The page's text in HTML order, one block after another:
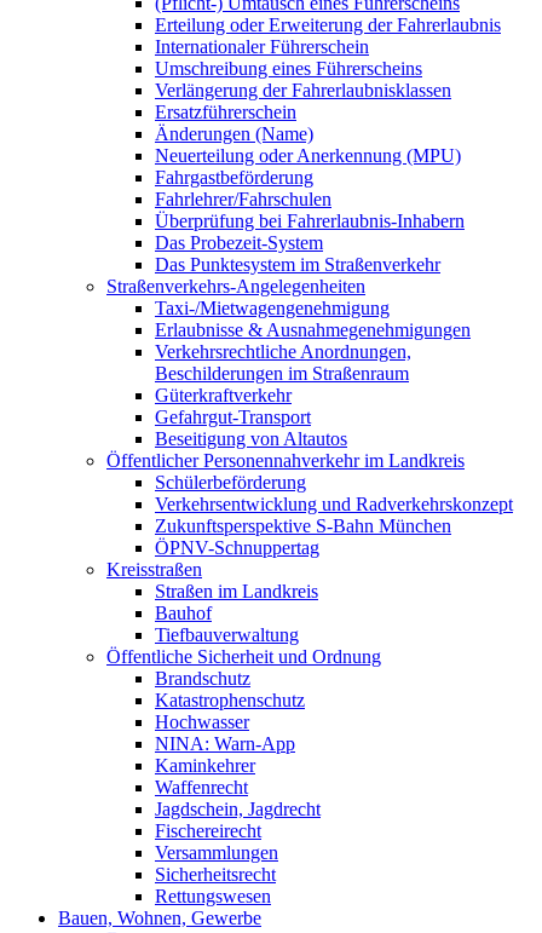
Erteilung oder Erweiterung der Fahrerlaubnis
Internationaler Führerschein
Umschreibung eines Führerscheins
Verlängerung der Fahrerlaubnisklassen
Ersatzführerschein
Änderungen (Name)
Neuerteilung oder Anerkennung (MPU)
Fahrgastbeförderung
Fahrlehrer/Fahrschulen
Überprüfung bei Fahrerlaubnis-Inhabern
Das Probezeit-System
Das Punktesystem im Straßenverkehr
Straßenverkehrs-Angelegenheiten
Taxi-/Mietwagengenehmigung
Erlaubnisse & Ausnahmegenehmigungen
Verkehrsrechtliche Anordnungen,
Beschilderungen im Straßenraum
Güterkraftverkehr
Gefahrgut-Transport
Beseitigung von Altautos
Öffentlicher Personennahverkehr im Landkreis
Schülerbeförderung
Verkehrsentwicklung und Radverkehrskonzept
Zukunftsperspektive S-Bahn München
ÖPNV-Schnuppertag
Kreisstraßen
Straßen im Landkreis
Bauhof
Tiefbauverwaltung
Öffentliche Sicherheit und Ordnung
Brandschutz
Katastrophenschutz
Hochwasser
NINA: Warn-App
Kaminkehrer
Waffenrecht
Jagdschein, Jagdrecht
Fischereirecht
Versammlungen
Sicherheitsrecht
Rettungswesen
Bauen, Wohnen, Gewerbe